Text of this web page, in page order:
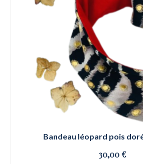
Bandeau léopard pois
30,00€